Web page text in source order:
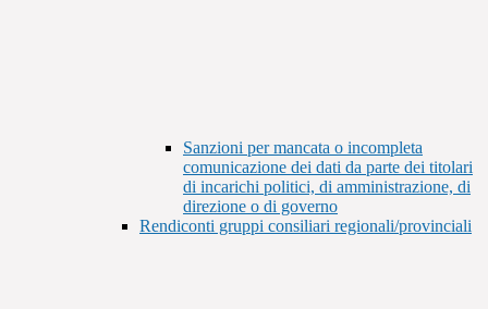
Sanzioni per mancata o incompleta
comunicazione dei dati da parte dei titolari
di incarichi politici, di amministrazione, di
direzione o di governo
Rendiconti gruppi consiliari regionali/provinciali